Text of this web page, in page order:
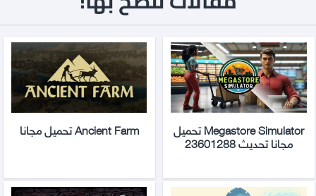
Megastore Simulator تحميل
مجانا تحديث 23601288
Ancient Farm تحميل مجانا